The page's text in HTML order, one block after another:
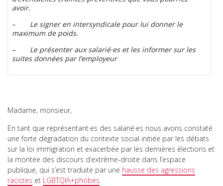
avoir.
– Le signer en intersyndicale pour lui donner le
maximum de poids.
– Le présenter aux salarié·es et les informer sur les
suites données par l’employeur
Madame, monsieur,
En tant que représentant·es des salarié·es nous avons constaté
une forte dégradation du contexte social initiée par les débats
sur la loi immigration et exacerbée par les dernières élections et
la montée des discours d’extrême-droite dans l’espace
publique, qui s’est traduite par une hausse des agressions
racistes et LGBTQIA+phobes.